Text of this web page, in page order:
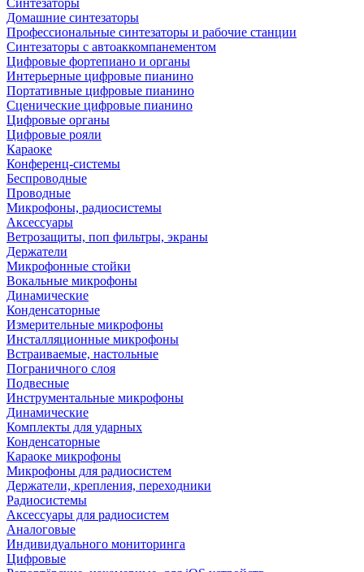
Синтезаторы
Домашние синтезаторы
Профессиональные синтезаторы и рабочие станции
Синтезаторы с автоаккомпанементом
Цифровые фортепиано и органы
Интерьерные цифровые пианино
Портативные цифровые пианино
Сценические цифровые пианино
Цифровые органы
Цифровые рояли
Караоке
Конференц-системы
Беспроводные
Проводные
Микрофоны, радиосистемы
Аксессуары
Ветрозащиты, поп фильтры, экраны
Держатели
Микрофонные стойки
Вокальные микрофоны
Динамические
Конденсаторные
Измерительные микрофоны
Инсталляционные микрофоны
Встраиваемые, настольные
Пограничного слоя
Подвесные
Инструментальные микрофоны
Динамические
Комплекты для ударных
Конденсаторные
Караоке микрофоны
Микрофоны для радиосистем
Держатели, крепления, переходники
Радиосистемы
Аксессуары для радиосистем
Аналоговые
Индивидуального мониторинга
Цифровые